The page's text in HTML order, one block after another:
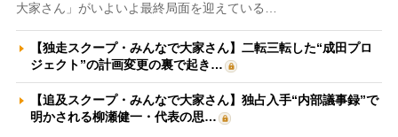
大家さん」がいよいよ最終局面を迎えている…
【独走スクープ・みんなで大家さん】二転三転した“成田プロ
ジェクト”の計画変更の裏で起き…
【追及スクープ・みんなで大家さん】独占入手“内部議事録”で
明かされる柳瀬健一・代表の思…